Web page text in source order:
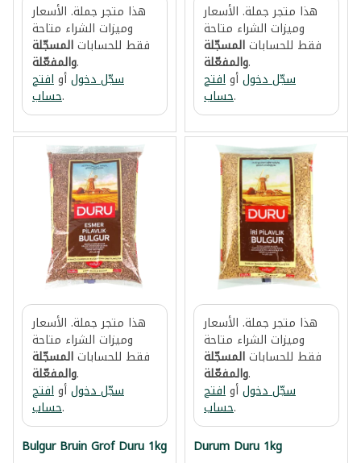
هذا متجر جملة. الأسعار
وميزات الشراء متاحة
فقط للحساباتالمسجّلة
والمفعّلة.
سجّل دخولأوافتح
حساب.
هذا متجر جملة. الأسعار
وميزات الشراء متاحة
فقط للحساباتالمسجّلة
والمفعّلة.
سجّل دخولأوافتح
حساب.
هذا متجر جملة. الأسعار
وميزات الشراء متاحة
فقط للحساباتالمسجّلة
والمفعّلة.
سجّل دخولأوافتح
حساب.
Bulgur Bruin Grof Duru 1kg
هذا متجر جملة. الأسعار
وميزات الشراء متاحة
فقط للحساباتالمسجّلة
والمفعّلة.
سجّل دخولأوافتح
حساب.
Durum Duru 1kg